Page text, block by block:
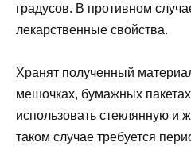
градусов. В противном
лекарственные свойства.
Хранят полученный
мешочках, бумажных
использовать стеклянную и
таком случае требуется